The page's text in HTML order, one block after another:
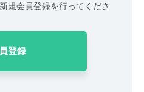
規会員登録を行ってくださ
登録